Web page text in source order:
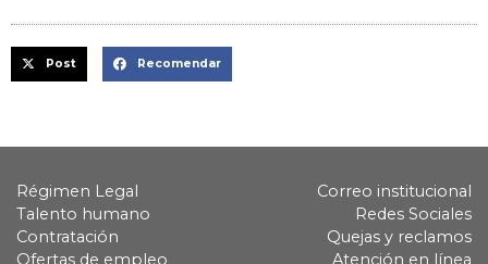
Post Recomendar
Régimen Legal
Talento humano
Contratación
Ofertas de empleo
Correo institucional
Redes Sociales
Quejas y reclamos
Atención en línea